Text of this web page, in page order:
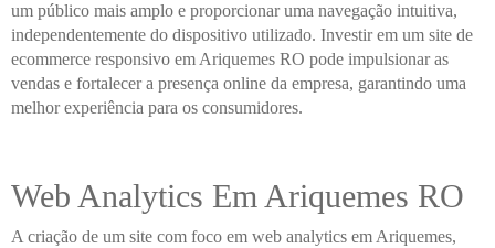
um público mais amplo e proporcionar uma navegação intuitiva,
independentemente do dispositivo utilizado. Investir em um site de
ecommerce responsivo em Ariquemes RO pode impulsionar as
vendas e fortalecer a presença online da empresa, garantindo uma
melhor experiência para os consumidores.
Web Analytics Em Ariquemes RO
A criação de um site com foco em web analytics em Ariquemes,